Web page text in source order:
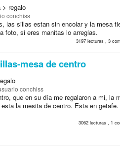
> regalo
conchiss
las sillas estan sin encolar y la mesa
foto, si eres manitas lo arreglas.
3197 lecturas , 3
mesa de centro
conchiss
que en su día me regalaron a mi, la
la mesita de centro. Esta en
3062 lecturas , 1